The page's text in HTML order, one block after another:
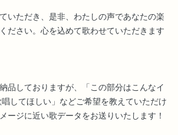
いただき、是非、わたしの声であなたの楽
ださい。心を込めて歌わせていただきます
品しておりますが、「この部分はこんなイ
してほしい」などご希望を教えていただけ
ージに近い歌データをお送りいたします！